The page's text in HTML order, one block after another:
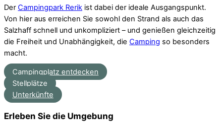
Der Campingpark Rerik ist dabei der ideale Ausgangspunkt.
Von hier aus erreichen Sie sowohl den Strand als auch das
Salzhaff schnell und unkompliziert – und genießen gleichzeitig
die Freiheit und Unabhängigkeit, die Camping so besonders
macht.
Campingplatz entdecken
Stellplätze
Unterkünfte
Erleben Sie die Umgebung